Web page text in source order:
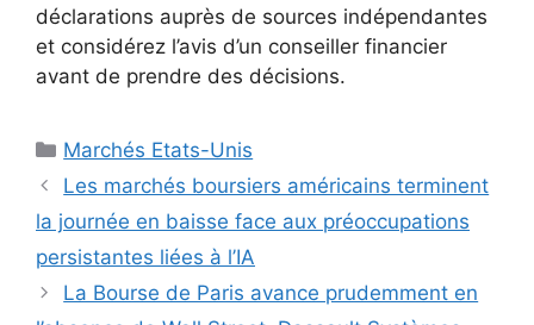
déclarations auprès de sources indépendantes
et considérez l’avis d’un conseiller financier
avant de prendre des décisions.
Catégories
Marchés Etats-Unis
Les marchés boursiers américains terminent
la journée en baisse face aux préoccupations
persistantes liées à l’IA
La Bourse de Paris avance prudemment en